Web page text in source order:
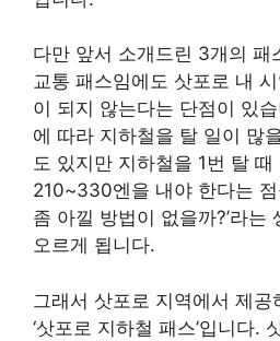
다만 앞서 소개드린 3개의 패
교통 패스임에도 삿포로 내
이 되지 않는다는 단점이 있
에 따라 지하철을 탈 일이 많
도 있지만 지하철을 1번 탈 때
210~330엔을 내야 한다는 점
좀 아낄 방법이 없을까?’라는
오르게 됩니다.
그래서 삿포로 지역에서 제공
‘삿포로 지하철 패스’입니다.